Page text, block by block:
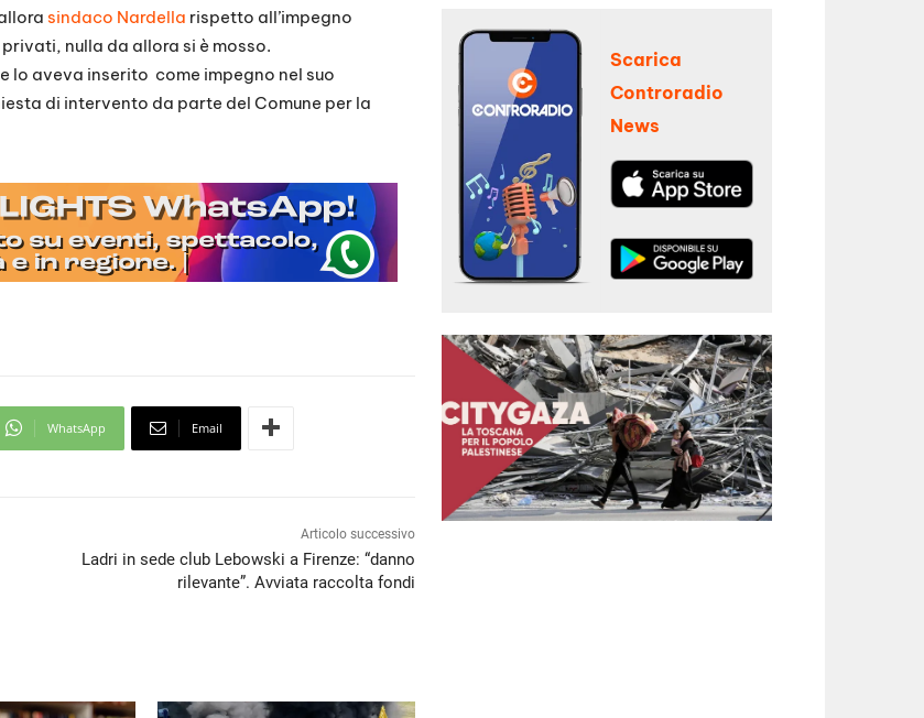
sindaco Nardella rispetto all’impegno
nulla da allora si è mosso.
lo aveva inserito come impegno nel suo
di intervento da parte del Comune per la
WhatsApp Email
Articolo successivo
Ladri in sede club Lebowski a Firenze: “danno
rilevante”. Avviata raccolta fondi
Scarica
Controradio
News